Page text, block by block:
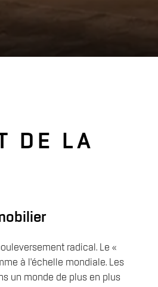
DE LA
radical. Le «
à l'échelle mondiale. Les
un monde de plus en plus